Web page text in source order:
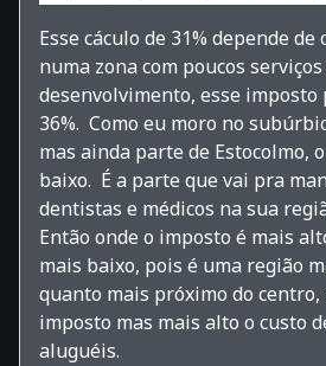
Esse cáculo de 31% depende de
numa zona com poucos
desenvolvimento, esse imposto
36%. Como eu moro no
mas ainda parte de Estocolmo,
baixo. É a parte que vai pra
dentistas e médicos na sua
Então onde o imposto é mais
mais baixo, pois é uma região
quanto mais próximo do centro,
imposto mas mais alto o custo
aluguéis.